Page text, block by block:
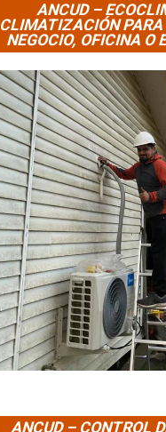
ANCUD –
CLIMATIZACIÓN PARA
NEGOCIO, OFICINA O
ANCUD – CONTROL